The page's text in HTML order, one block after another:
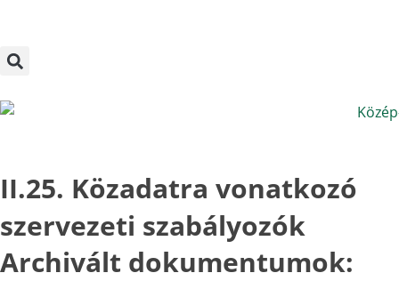
content
II.25. Közadatra vonatkozó
szervezeti szabályozók
Archivált dokumentumok: